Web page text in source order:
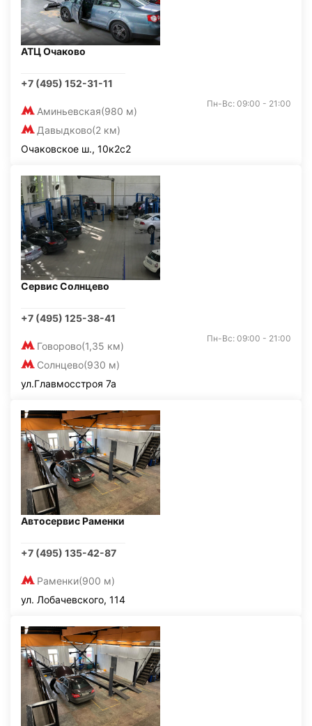
АТЦ Очаково
+7 (495) 152-31-11
Аминьевская(980 м)
Давыдково(2 км)
Пн-Вс: 09:00 - 21:00
Очаковское ш., 10к2с2
Сервис Солнцево
+7 (495) 125-38-41
Говорово(1,35 км)
Солнцево(930 м)
Пн-Вс: 09:00 - 21:00
ул.Главмосстроя 7а
Автосервис Раменки
+7 (495) 135-42-87
Раменки(900 м)
ул. Лобачевского, 114